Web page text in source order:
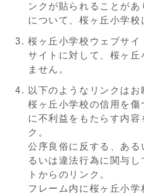
ンクが貼られることが
について、桜ヶ丘小学校
桜ヶ丘小学校ウェブサ
サイトに対して、桜ヶ
ません。
以下のようなリンクはお
桜ヶ丘小学校の信用を
に不利益をもたらす内
ク。
公序良俗に反する、あ
るいは違法行為に関与
トからのリンク。
フレーム内に桜ヶ丘小